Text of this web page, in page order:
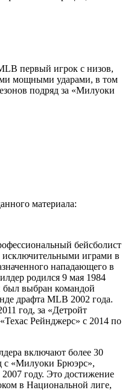
первый игрок с низов,
мощными ударами, в том
подряд за «Милуоки
материала:
бейсболист
исключительными играми в
нападающего в
родился 9 мая 1984
выбран командой
драфта MLB 2002 года.
год, за «Детройт
Рейнджерс» с 2014 по
включают более 30
с «Милуоки Брюэрс»,
году. Это достижение
в Национальной лиге,